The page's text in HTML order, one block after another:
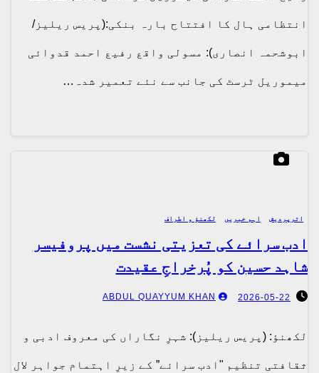
انتظامی ہال کا افتتاح بارہ بنکی:(پریس ریلیز/
ابوشحمہ انصاری): مسولی واقع رفیع احمد قدوائی
میموریل ٹرسٹ کی جانب سے نئے تعمیر شدہ…
اترپردیش اہم خبریں لکھنؤ و اطراف
ادب سرائے کی تعزیتی نشست میں پروفیسر
شاہد حسین کو پُرخراجِ عقیدت
2026-05-22
ABDUL QUAYYUM KHAN
لکھنؤ: (پریس ریلیز): شہرِ نگاراں کی معروف ادبی و
ثقافتی تنظیم "ادب سرائے” کے زیرِ اہتمام جواہر لال